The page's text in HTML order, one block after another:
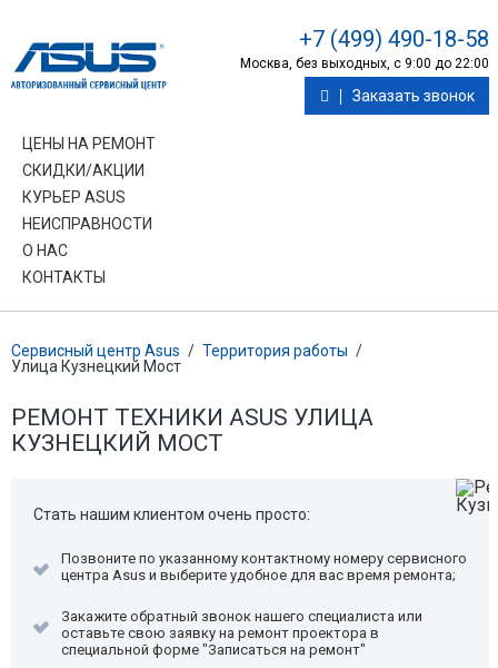
+7 (499) 490-18-58
Москва, без выходных, с 9:00 до 22:00
Заказать звонок
ЦЕНЫ НА РЕМОНТ
СКИДКИ/АКЦИИ
КУРЬЕР ASUS
НЕИСПРАВНОСТИ
О НАС
КОНТАКТЫ
Сервисный центр Asus / Территория работы /
Улица Кузнецкий Мост
РЕМОНТ ТЕХНИКИ ASUS УЛИЦА
КУЗНЕЦКИЙ МОСТ
Стать нашим клиентом очень просто:
Позвоните по указанному контактному номеру сервисного
центра Asus и выберите удобное для вас время ремонта;
Закажите обратный звонок нашего специалиста или
оставьте свою заявку на ремонт проектора в
специальной форме "Записаться на ремонт"